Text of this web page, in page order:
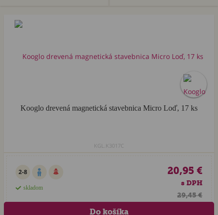
Kooglo drevená magnetická stavebnica Micro Loď, 17 ks
KGL.K3017C
2-8
skladom
20,95 €
s DPH
29,45 €